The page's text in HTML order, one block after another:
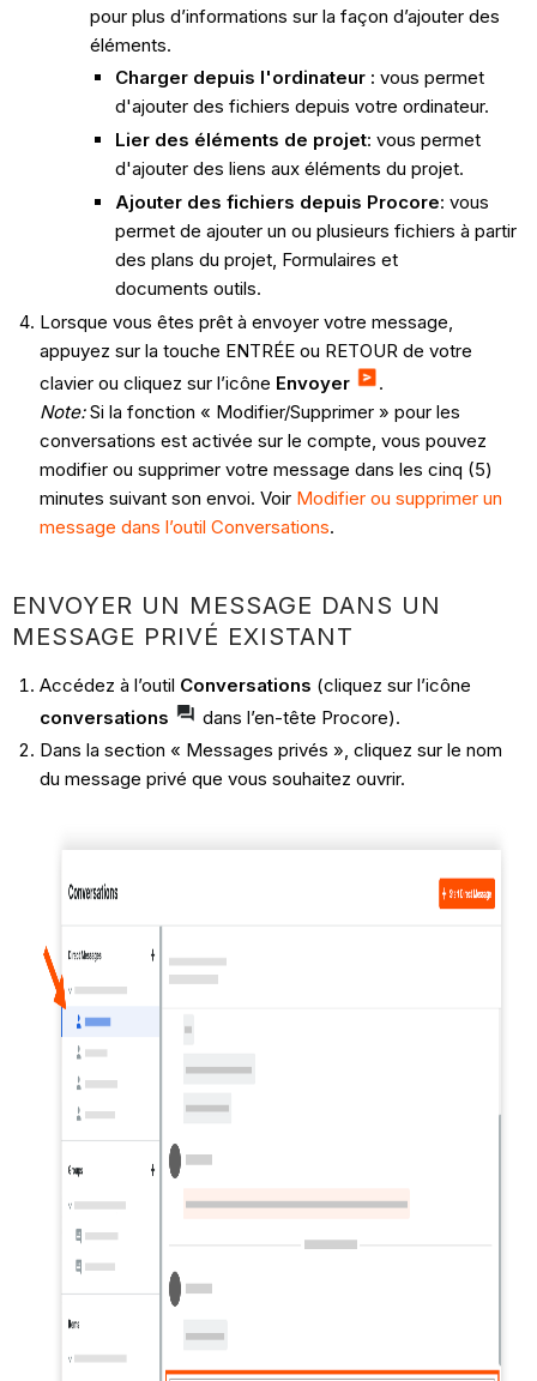
pour plus d’informations sur la façon d’ajouter des
éléments.
Charger depuis l'ordinateur : vous permet
d'ajouter des fichiers depuis votre ordinateur.
Lier des éléments de projet: vous permet
d'ajouter des liens aux éléments du projet.
Ajouter des fichiers depuis Procore: vous
permet de ajouter un ou plusieurs fichiers à partir
des plans du projet, Formulaires et
documents outils.
Lorsque vous êtes prêt à envoyer votre message,
appuyez sur la touche ENTRÉE ou RETOUR de votre
clavier ou cliquez sur l’icône Envoyer
.
Note:Si la fonction « Modifier/Supprimer » pour les
conversations est activée sur le compte, vous pouvez
modifier ou supprimer votre message dans les cinq (5)
minutes suivant son envoi. Voir Modifier ou supprimer un
message dans l’outil Conversations.
ENVOYER UN MESSAGE DANS UN
MESSAGE PRIVÉ EXISTANT
Accédez à l’outil Conversations (cliquez sur l’icône
conversations
dans l’en-tête Procore).
Dans la section « Messages privés », cliquez sur le nom
du message privé que vous souhaitez ouvrir.